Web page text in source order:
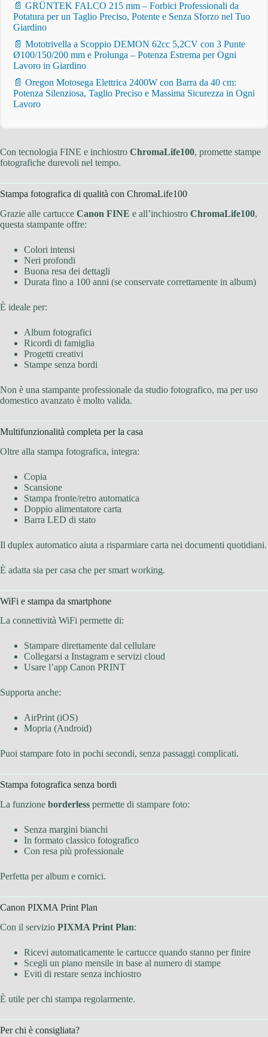
📄 GRÜNTEK FALCO 215 mm – Forbici Professionali da
Potatura per un Taglio Preciso, Potente e Senza Sforzo nel Tuo
Giardino
📄 Mototrivella a Scoppio DEMON 62cc 5,2CV con 3 Punte
Ø100/150/200 mm e Prolunga – Potenza Estrema per Ogni
Lavoro in Giardino
📄 Oregon Motosega Elettrica 2400W con Barra da 40 cm:
Potenza Silenziosa, Taglio Preciso e Massima Sicurezza in Ogni
Lavoro
Con tecnologia FINE e inchiostro ChromaLife100, promette stampe
fotografiche durevoli nel tempo.
Stampa fotografica di qualità con ChromaLife100
Grazie alle cartucce Canon FINE e all’inchiostro ChromaLife100,
questa stampante offre:
Colori intensi
Neri profondi
Buona resa dei dettagli
Durata fino a 100 anni (se conservate correttamente in album)
È ideale per:
Album fotografici
Ricordi di famiglia
Progetti creativi
Stampe senza bordi
Non è una stampante professionale da studio fotografico, ma per uso
domestico avanzato è molto valida.
Multifunzionalità completa per la casa
Oltre alla stampa fotografica, integra:
Copia
Scansione
Stampa fronte/retro automatica
Doppio alimentatore carta
Barra LED di stato
Il duplex automatico aiuta a risparmiare carta nei documenti quotidiani.
È adatta sia per casa che per smart working.
WiFi e stampa da smartphone
La connettività WiFi permette di:
Stampare direttamente dal cellulare
Collegarsi a Instagram e servizi cloud
Usare l’app Canon PRINT
Supporta anche:
AirPrint (iOS)
Mopria (Android)
Puoi stampare foto in pochi secondi, senza passaggi complicati.
Stampa fotografica senza bordi
La funzione borderless permette di stampare foto:
Senza margini bianchi
In formato classico fotografico
Con resa più professionale
Perfetta per album e cornici.
Canon PIXMA Print Plan
Con il servizio PIXMA Print Plan:
Ricevi automaticamente le cartucce quando stanno per finire
Scegli un piano mensile in base al numero di stampe
Eviti di restare senza inchiostro
È utile per chi stampa regolarmente.
Per chi è consigliata?